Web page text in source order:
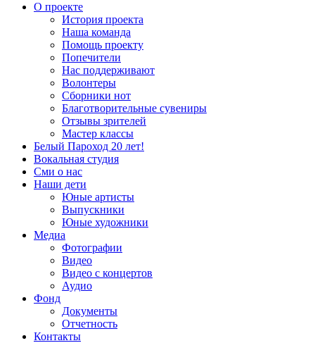
О проекте
История проекта
Наша команда
Помощь проекту
Попечители
Нас поддерживают
Волонтеры
Сборники нот
Благотворительные сувениры
Отзывы зрителей
Мастер классы
Белый Пароход 20 лет!
Вокальная студия
Сми о нас
Наши дети
Юные артисты
Выпускники
Юные художники
Медиа
Фотографии
Видео
Видео с концертов
Аудио
Фонд
Документы
Отчетность
Контакты